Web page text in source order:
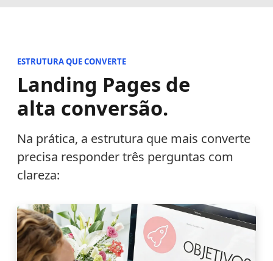
ESTRUTURA QUE CONVERTE
Landing Pages de
alta conversão.
Na prática, a estrutura que mais converte
precisa responder três perguntas com
clareza: